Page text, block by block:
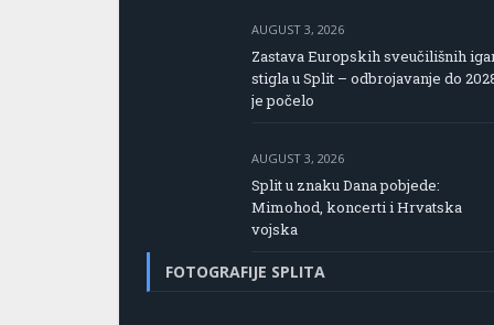
AUGUST 3, 2026
Zastava Europskih sveučilišnih
stigla u Split – odbrojavanje do
je počelo
AUGUST 3, 2026
Split u znaku Dana pobjede:
Mimohod, koncerti i Hrvatska
vojska
FOTOGRAFIJE SPLITA